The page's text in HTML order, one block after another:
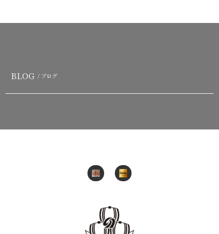
BLOG / ブログ